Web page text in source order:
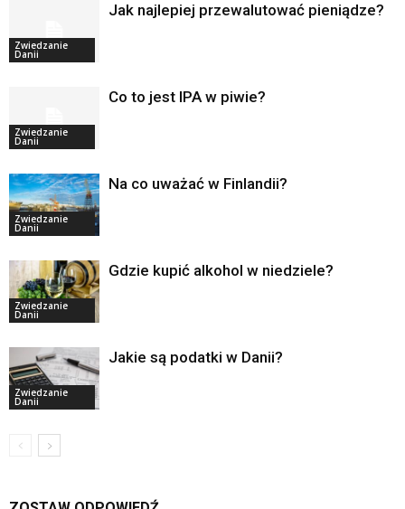
Zwiedzanie
Danii
Jak najlepiej przewalutować pieniądze?
Zwiedzanie
Danii
Co to jest IPA w piwie?
Zwiedzanie
Danii
Na co uważać w Finlandii?
Zwiedzanie
Danii
Gdzie kupić alkohol w niedziele?
Zwiedzanie
Danii
Jakie są podatki w Danii?